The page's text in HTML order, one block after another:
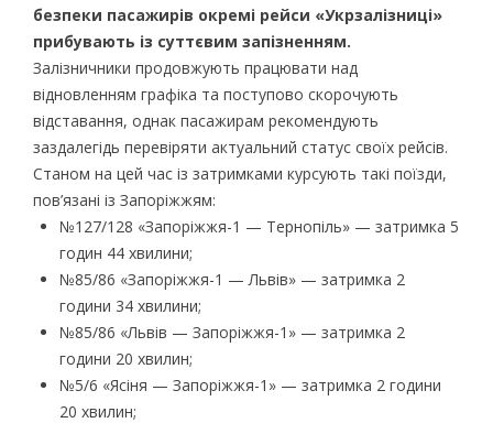
безпеки пасажирів окремі рейси «Укрзалізниці»
прибувають із суттєвим запізненням.
Залізничники продовжують працювати над
відновленням графіка та поступово скорочують
відставання, однак пасажирам рекомендують
заздалегідь перевіряти актуальний статус своїх рейсів.
Станом на цей час із затримками курсують такі поїзди,
пов’язані із Запоріжжям:
№127/128 «Запоріжжя-1 — Тернопіль» — затримка 5
годин 44 хвилини;
№85/86 «Запоріжжя-1 — Львів» — затримка 2
години 34 хвилини;
№85/86 «Львів — Запоріжжя-1» — затримка 2
години 20 хвилин;
№5/6 «Ясіня — Запоріжжя-1» — затримка 2 години
20 хвилин;